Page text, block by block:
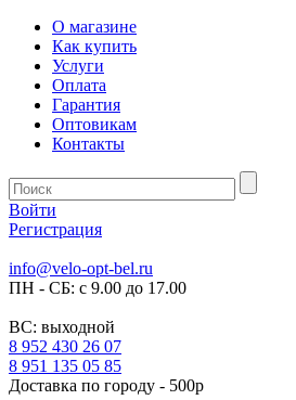
О магазине
Как купить
Услуги
Оплата
Гарантия
Оптовикам
Контакты
Войти
Регистрация
info@velo-opt-bel.ru
ПН - СБ: с 9.00 до 17.00
ВС: выходной
8 952 430 26 07
8 951 135 05 85
Доставка по городу - 500р